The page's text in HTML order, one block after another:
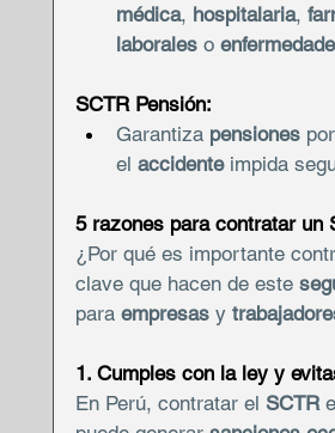
médica, hospitalaria,
laborales o
SCTR Pensión:
Garantiza pensiones por
el accidente impida
5 razones para contratar un
¿Por qué es importante
clave que hacen de este
para empresas y
1. Cumples con la ley y
En Perú, contratar el SCTR